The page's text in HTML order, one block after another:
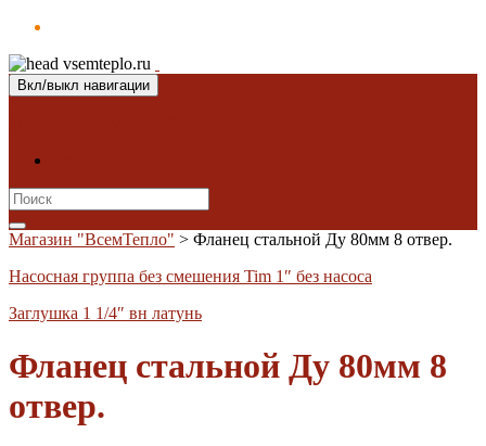
Вкл/выкл навигации
Search
for:
Магазин "ВсемТепло" > Фланец стальной Ду 80мм 8 отвер.
Насосная группа без смешения Tim 1″ без насоса
Заглушка 1 1/4″ вн латунь
Фланец стальной Ду 80мм 8
отвер.